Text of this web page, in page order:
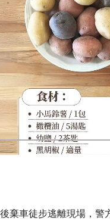
棄車徒步逃離現場，